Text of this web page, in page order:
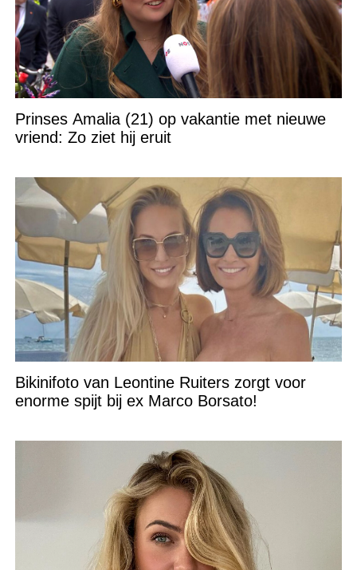
Prinses Amalia (21) op vakantie met nieuwe
vriend: Zo ziet hij eruit
Bikinifoto van Leontine Ruiters zorgt voor
enorme spijt bij ex Marco Borsato!